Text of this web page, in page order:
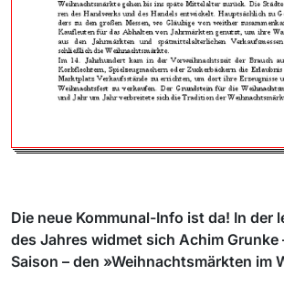
Die neue Kommunal-Info ist da! In der
des Jahres widmet sich Achim Grunke
Saison – den »Weihnachtsmärkten im